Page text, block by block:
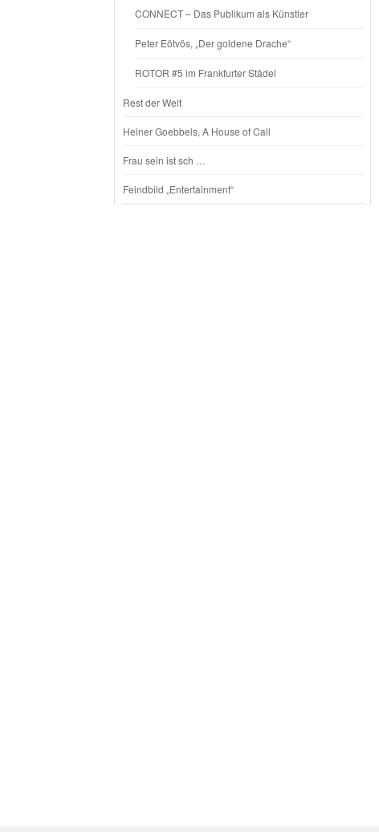
CONNECT – Das Publikum als Künstler
Peter Eötvös, „Der goldene Drache“
ROTOR #5 im Frankfurter Städel
Rest der Welt
Heiner Goebbels, A House of Call
Frau sein ist sch …
Feindbild „Entertainment“